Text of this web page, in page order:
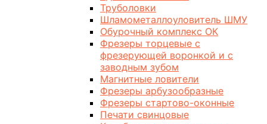
Труболовки
Шламометаллоуловитель ШМУ
Обурочный комплекс ОК
Фрезеры торцевые с
фрезерующей воронкой и с
заводным зубом
Магнитные ловители
Фрезеры арбузообразные
Фрезеры стартово-оконные
Печати свинцовые